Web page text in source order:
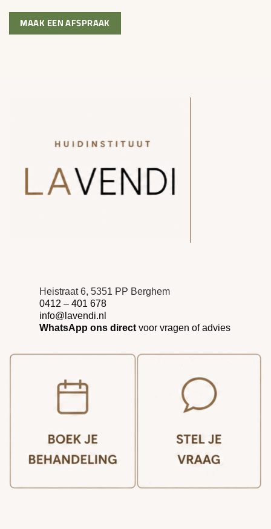
MAAK EEN AFSPRAAK
Heistraat 6, 5351 PP Berghem
0412 – 401 678
info@lavendi.nl
WhatsApp ons direct voor vragen of advies